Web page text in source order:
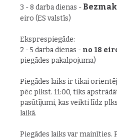
3 - 8 darba dienas -
eiro (ES valstīs)
Eksprespiegāde:
2 - 5 darba dienas - no 18
piegādes pakalpojuma)
Piegādes laiks ir tikai
pēc plkst. 11:00, tiks
pasūtījumi, kas veikti līdz
laikā.
Piegādes laiks var mainīties.